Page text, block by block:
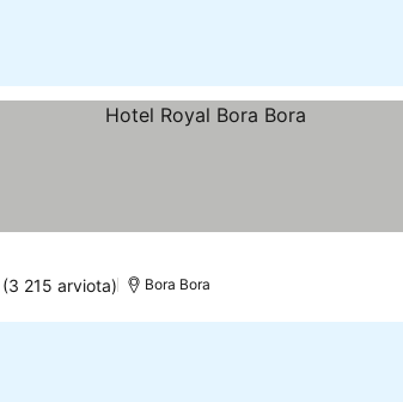
(3 215 arviota) Bora Bora